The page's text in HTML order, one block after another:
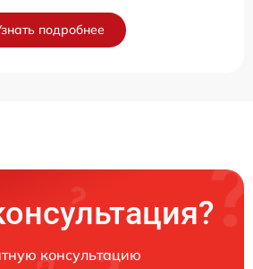
подробнее
консультацию